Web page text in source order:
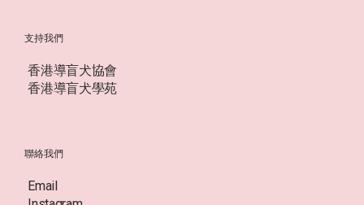
支持我們
香港導盲犬協會
香港導盲犬學苑
聯絡我們
Email